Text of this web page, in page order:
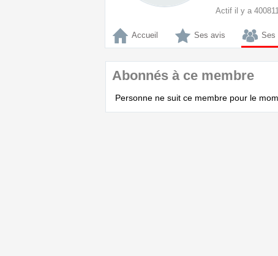
Actif il y a
Accueil Ses avis Ses
Abonnés à ce membre
Personne ne suit ce membre pour le